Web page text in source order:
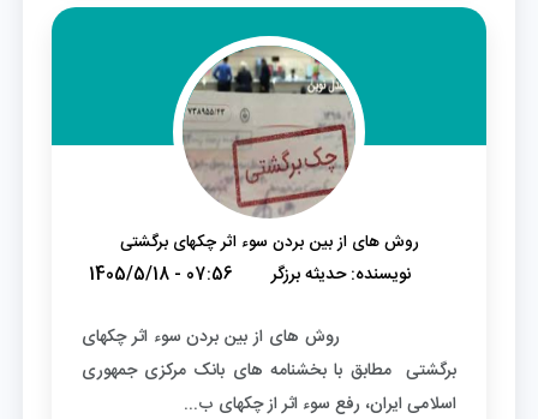
روش های از بین بردن سوء اثر چک­های برگشتی
1405/5/18 - 07:56 نویسنده:حدیثه برزگر
روش های از بین بردن سوء اثر چک­های
برگشتی مطابق با بخشنامه­ های بانک مرکزی جمهوری
اسلامی ایران، رفع سوء اثر از چک­های ب...